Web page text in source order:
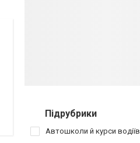
Підрубрики
Автошколи й курси водіїв